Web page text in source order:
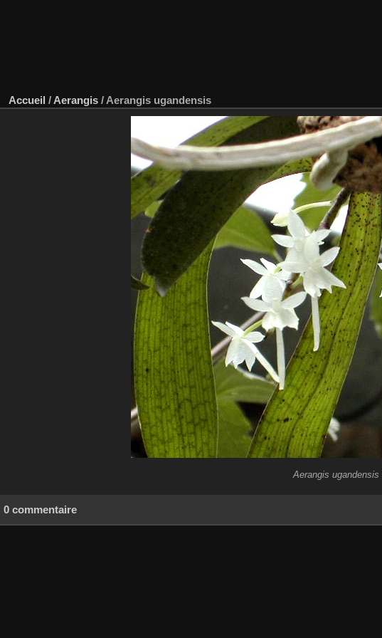
Accueil / Aerangis / Aerangis ugandensis
Aerangis ugandensis
0 commentaire